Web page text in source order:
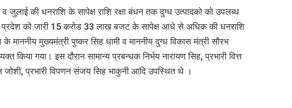
जुलाई की धनराशि के सापेक्ष राशि रक्षा बंधन तक दुग्ध उत्पादको को उपलब्ध
प्रदेश को जारी 15 करोड 33 लाख बजट के सापेक्ष आधे से अधिक की धनराशि
माननीय मुख्यमंत्री पुष्कर सिह धामी व माननीय दुग्ध विकास मंत्री सौरभ
किया गया। इस दौरान सामान्य प्रबन्धक निर्भय नारायण सिह, प्रभारी वित्त
जोशी, प्रभारी विपणन संजय सिह भाकुनी आदि उपस्थित थे ।